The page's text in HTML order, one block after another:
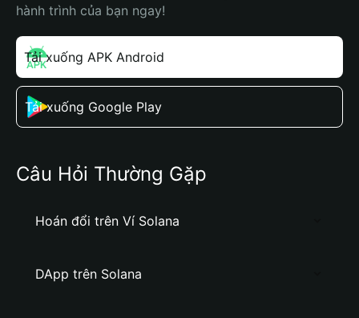
hành trình của bạn ngay!
Tải xuống APK Android
Tải xuống Google Play
Câu Hỏi Thường Gặp
Hoán đổi trên Ví Solana
DApp trên Solana